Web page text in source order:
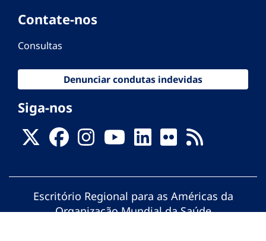
Contate-nos
Consultas
Denunciar condutas indevidas
Siga-nos
Escritório Regional para as Américas da
Organização Mundial da Saúde